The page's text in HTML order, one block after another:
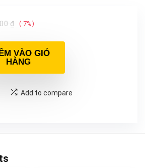
₫ (-7%)
VÀO GIỎ
HÀNG
Add to compare